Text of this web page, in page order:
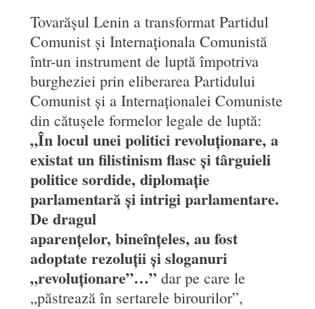
Tovarășul Lenin a transformat Partidul
Comunist și Internaționala Comunistă
într-un instrument de luptă împotriva
burgheziei prin eliberarea Partidului
Comunist și a Internaționalei Comuniste
din cătușele formelor legale de luptă:
„În locul unei politici revoluționare, a
existat un filistinism flasc și târguieli
politice sordide, diplomație
parlamentară și intrigi parlamentare.
De dragul
aparențelor, bineînțeles, au fost
adoptate rezoluții și sloganuri
„revoluționare”…” dar pe care le
„păstrează în sertarele birourilor”,